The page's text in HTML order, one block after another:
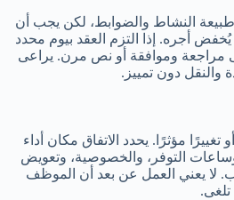
النشاط والضوابط، لكن يجب أن
أجره. إذا التزم العقد بيوم محدد
مراجعة وموافقة أو نص مرن. يراعى
والنقل دون تمييز.
مؤثرًا. يحدد الاتفاق مكان أداء
وساعات التوفر، والخصوصية، وتعويض
لا يعني العمل عن بعد أن الموظف